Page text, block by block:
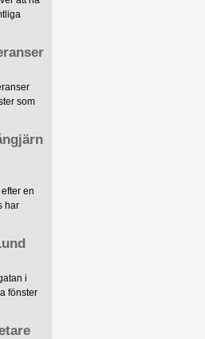
som
en
har
i
fönster